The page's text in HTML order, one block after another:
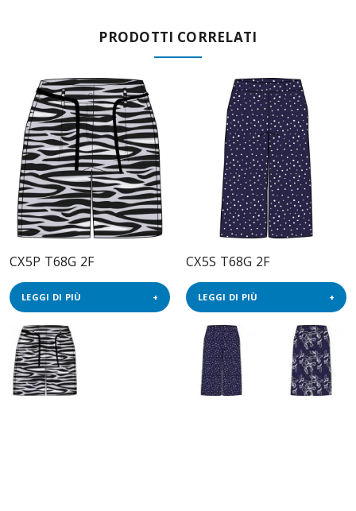
PRODOTTI CORRELATI
CX5P T68G 2F
LEGGI DI PIÙ
CX5S T68G 2F
LEGGI DI PIÙ